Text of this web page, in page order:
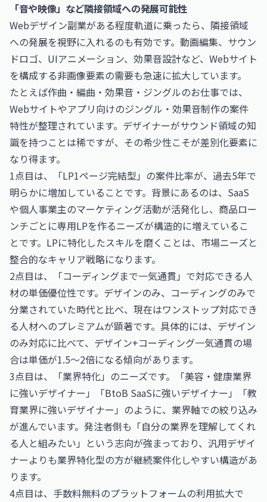
「音や映像」など隣接領域への発展可能性
Webデザイン副業がある程度軌道に乗ったら、隣接領域
への発展を視野に入れるのも有効です。動画編集、サウン
ドロゴ、UIアニメーション、効果音設計など、Webサイト
を構成する非画像要素の需要も急速に拡大しています。
たとえば作曲・編曲・効果音・ジングルのお仕事では、
Webサイトやアプリ向けのジングル・効果音制作の案件
特性が整理されています。デザイナーがサウンド領域の知
識を持つことは稀ですが、その希少性こそが差別化要素に
なり得ます。
1点目は、「LP1ページ完結型」の案件比率が、過去5年で
明らかに増加していることです。背景にあるのは、SaaS
や個人事業主のマーケティング活動が活発化し、商品ロー
ンチごとに専用LPを作るニーズが構造的に増えているこ
とです。LPに特化したスキルを磨くことは、市場ニーズと
整合的なキャリア戦略になります。
2点目は、「コーディングまで一気通貫」で対応できる人
材の単価優位性です。デザインのみ、コーディングのみで
分業されていた時代と比べ、現在はワンストップ対応でき
る人材へのプレミアムが顕著です。具体的には、デザイン
のみ対応に比べて、デザイン+コーディング一気通貫の場
合は単価が1.5〜2倍になる傾向があります。
3点目は、「業界特化」のニーズです。「美容・健康業界
に強いデザイナー」「BtoB SaaSに強いデザイナー」「教
育業界に強いデザイナー」のように、業界軸での絞り込み
が進んでいます。発注者側も「自分の業界を理解してくれ
る人と組みたい」という志向が強まっており、汎用デザイ
ナーよりも業界特化型の方が継続案件化しやすい構造があ
ります。
4点目は、手数料無料のプラットフォームの利用拡大で